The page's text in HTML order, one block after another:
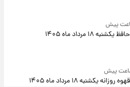
۱۸ مرداد ماه ۱۴۰۵
روزانه یکشنبه ۱۸ مرداد ماه ۱۴۰۵